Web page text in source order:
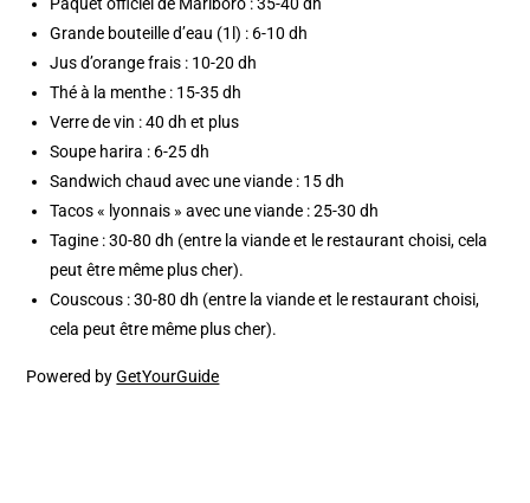
Grande bouteille d’eau (1l) : 6-10 dh
Jus d’orange frais : 10-20 dh
Thé à la menthe : 15-35 dh
Verre de vin : 40 dh et plus
Soupe harira : 6-25 dh
Sandwich chaud avec une viande : 15 dh
Tacos « lyonnais » avec une viande : 25-30 dh
Tagine : 30-80 dh (entre la viande et le restaurant choisi, cela
peut être même plus cher).
Couscous : 30-80 dh (entre la viande et le restaurant choisi,
cela peut être même plus cher).
Powered byGetYourGuide